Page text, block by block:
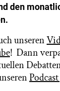
den
unseren
! Dann